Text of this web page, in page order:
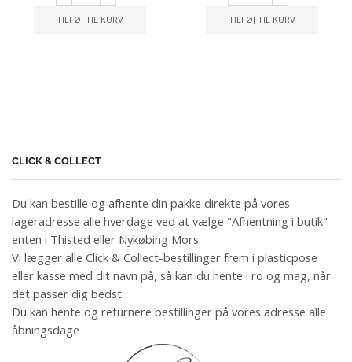
TILFØJ TIL KURV TILFØJ TIL KURV
CLICK & COLLECT
Du kan bestille og afhente din pakke direkte på vores
lageradresse alle hverdage ved at vælge "Afhentning i butik"
enten i Thisted eller Nykøbing Mors.
Vi lægger alle Click & Collect-bestillinger frem i plasticpose
eller kasse med dit navn på, så kan du hente i ro og mag, når
det passer dig bedst.
Du kan hente og returnere bestillinger på vores adresse alle
åbningsdage